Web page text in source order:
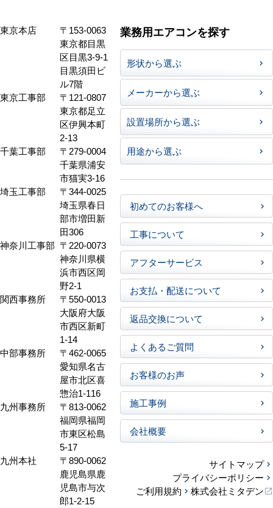
東京本店
〒153-0063
東京都目黒
区目黒3-9-1
目黒須田ビ
ル7階
東京工事部
〒121-0807
東京都足立
区伊興本町
2-13
千葉工事部
〒279-0004
千葉県浦安
市猫実3-16
埼玉工事部
〒344-0025
埼玉県春日
部市増田新
田306
神奈川工事部 〒220-0073
神奈川県横
浜市西区岡
野2-1
関西事務所
〒550-0013
大阪府大阪
市西区新町
1-14
中部事務所
〒462-0065
愛知県名古
屋市北区喜
惣治1-116
九州事務所
〒813-0062
福岡県福岡
市東区松島
5-17
九州本社
〒890-0062
鹿児島県鹿
児島市与次
郎1-2-15
業務用エアコンを探す
形状から選ぶ
メーカーから選ぶ
設置場所から選ぶ
用途から選ぶ
初めてのお客様へ
工事について
アフターサービス
お支払・配送について
返品交換について
よくあるご質問
お客様のお声
施工事例
会社概要
サイトマップ
プライバシーポリシー
ご利用規約
株式会社ミタデン